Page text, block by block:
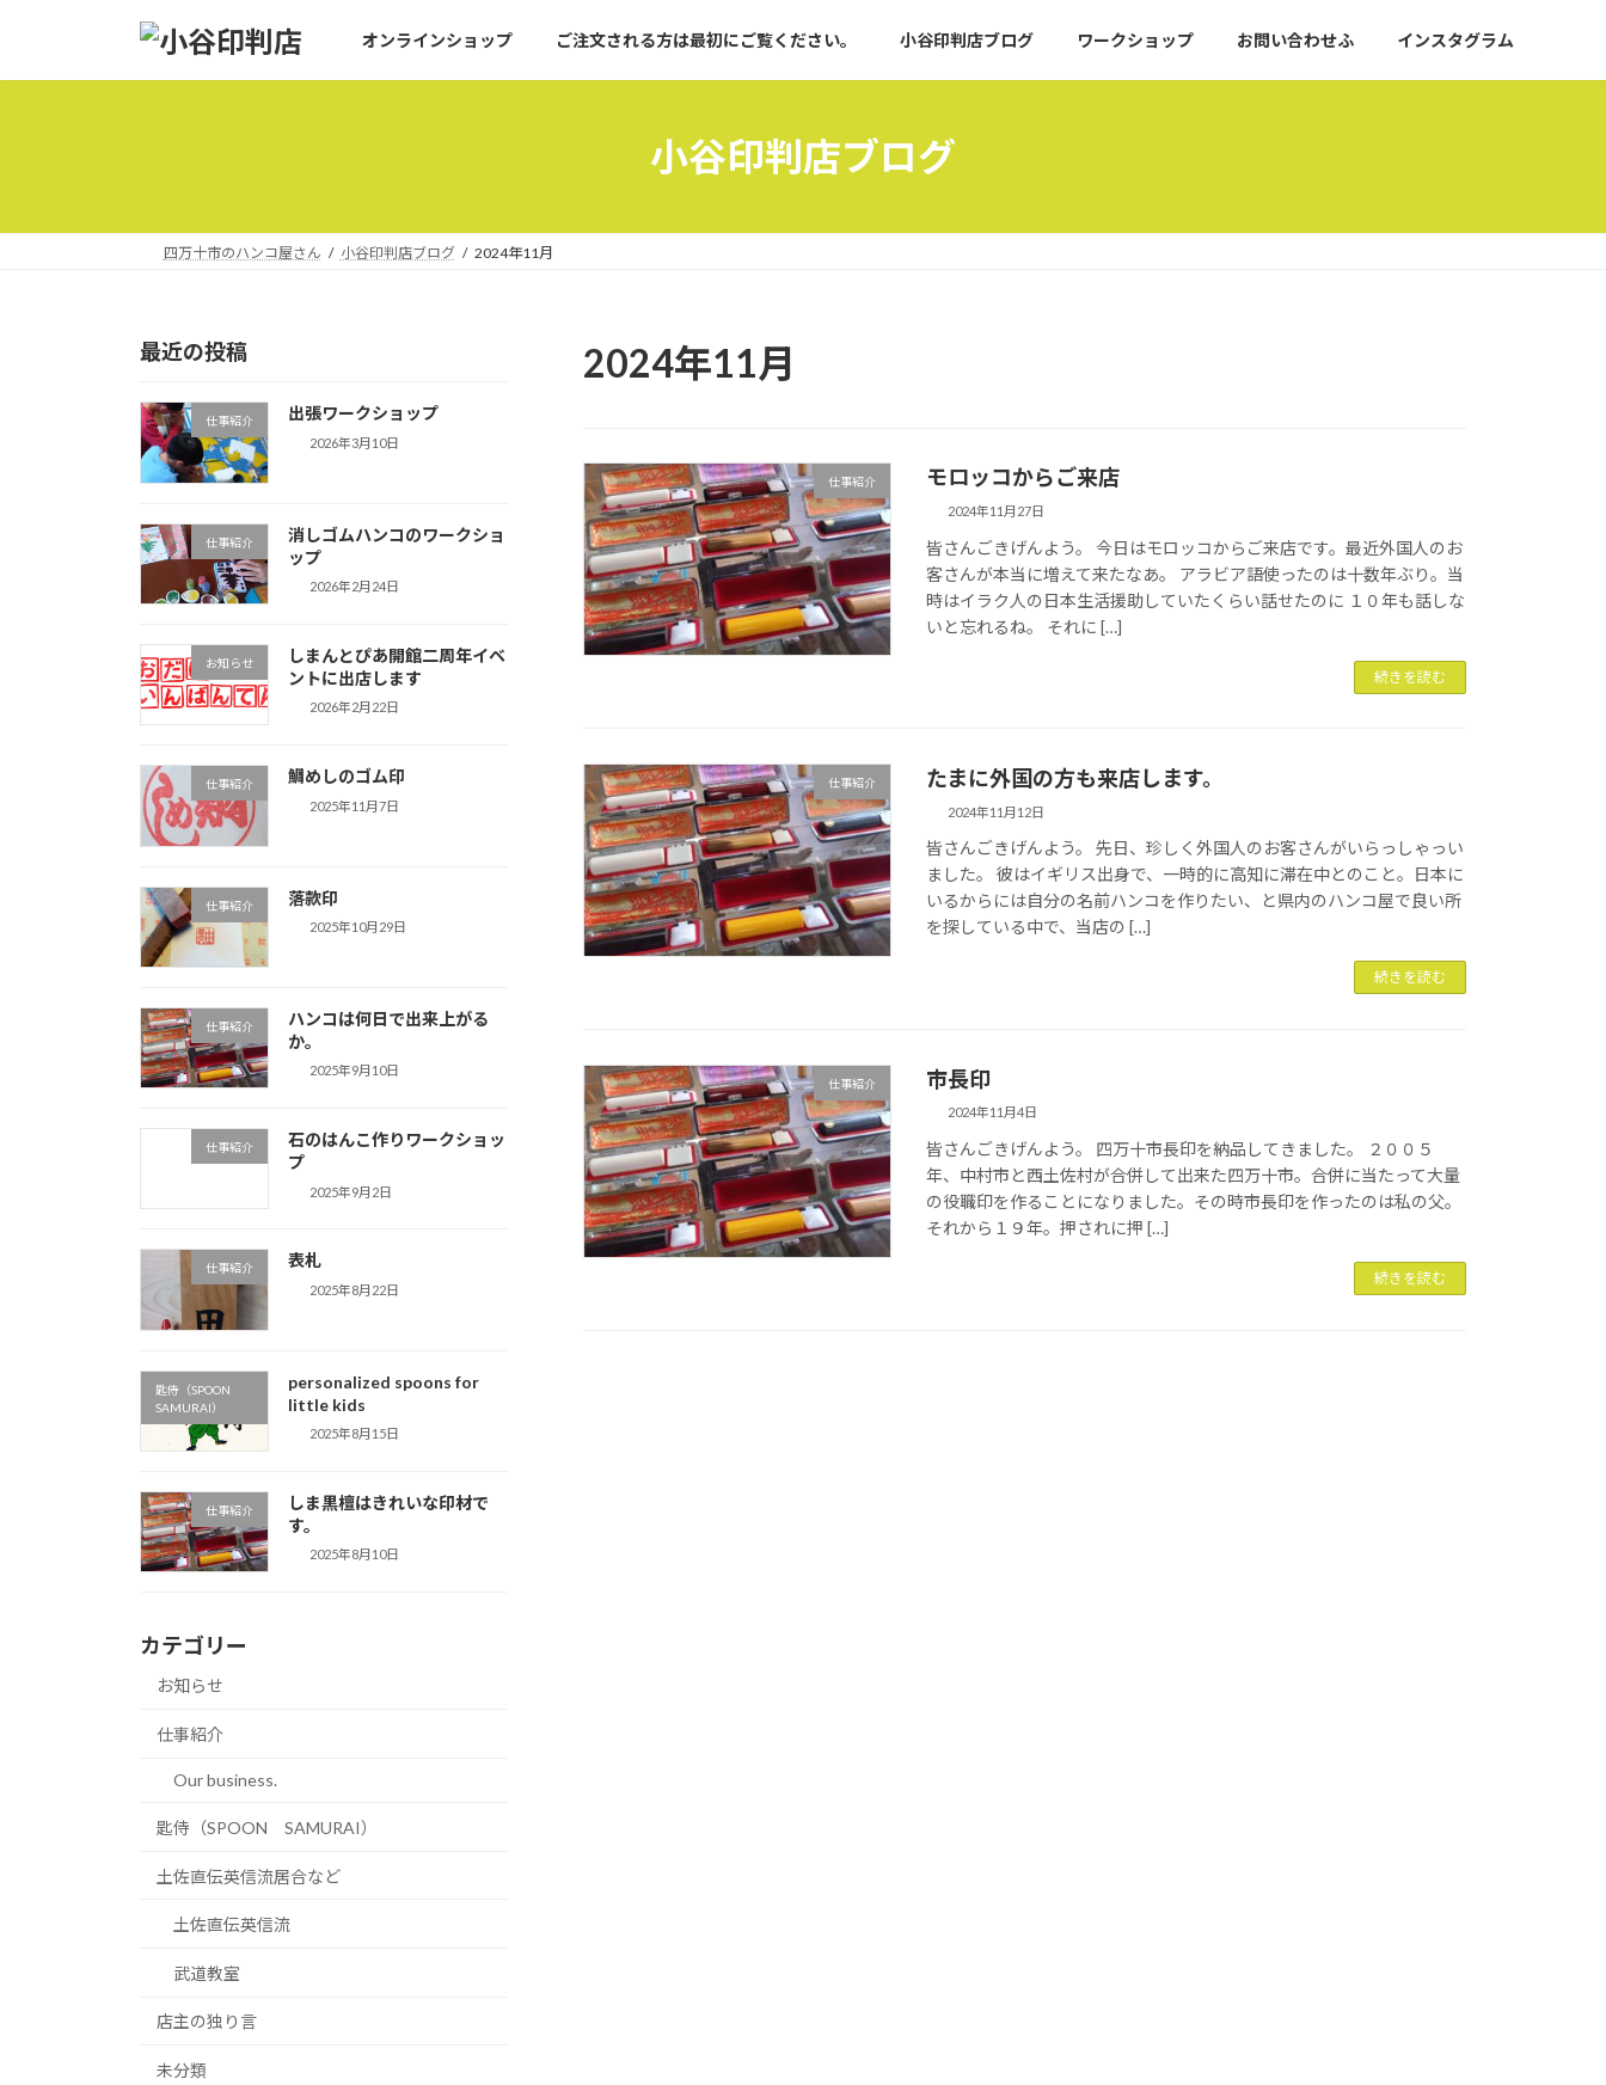
オンラインショップ ご注文される方は最初にご覧ください。 小谷印判店ブログ ワークショップ お問い合わせふ インスタグラム
小谷印判店ブログ
四万十市のハンコ屋さん 小谷印判店ブログ 2024年11月
2024年11月
仕事紹介 モロッコからご来店
2024年11月27日
皆さんごきげんよう。 今日はモロッコからご来店です。最近外国人のお
客さんが本当に増えて来たなあ。 アラビア語使ったのは十数年ぶり。当
時はイラク人の日本生活援助していたくらい話せたのに １０年も話しな
いと忘れるね。 それに […]
続きを読む
仕事紹介 たまに外国の方も来店します。
2024年11月12日
皆さんごきげんよう。 先日、珍しく外国人のお客さんがいらっしゃっい
ました。 彼はイギリス出身で、一時的に高知に滞在中とのこと。日本に
いるからには自分の名前ハンコを作りたい、と県内のハンコ屋で良い所
を探している中で、当店の […]
続きを読む
仕事紹介 市長印
2024年11月4日
皆さんごきげんよう。 四万十市長印を納品してきました。 ２００５
年、中村市と西土佐村が合併して出来た四万十市。合併に当たって大量
の役職印を作ることになりました。その時市長印を作ったのは私の父。
それから１９年。押されに押 […]
続きを読む
最近の投稿
仕事紹介 出張ワークショップ
2026年3月10日
仕事紹介
消しゴムハンコのワークショ
ップ
2026年2月24日
お知らせ
しまんとぴあ開館二周年イベ
ントに出店します
2026年2月22日
仕事紹介 鯛めしのゴム印
2025年11月7日
仕事紹介 落款印
2025年10月29日
仕事紹介
ハンコは何日で出来上がる
か。
2025年9月10日
仕事紹介
石のはんこ作りワークショッ
プ
2025年9月2日
仕事紹介 表札
2025年8月22日
匙侍（SPOON
SAMURAI）
personalized spoons for
little kids
2025年8月15日
仕事紹介
しま黒檀はきれいな印材で
す。
2025年8月10日
カテゴリー
お知らせ
仕事紹介
Our business.
匙侍（SPOON SAMURAI）
土佐直伝英信流居合など
土佐直伝英信流
武道教室
店主の独り言
未分類